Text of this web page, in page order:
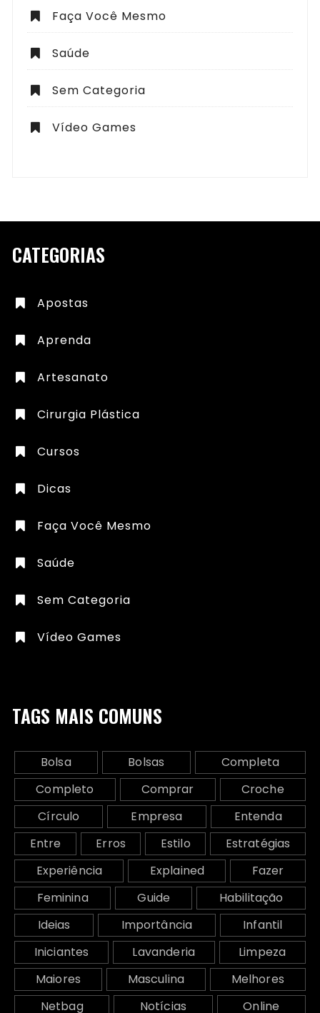
Faça Você Mesmo
Saúde
Sem Categoria
Vídeo Games
CATEGORIAS
Apostas
Aprenda
Artesanato
Cirurgia Plástica
Cursos
Dicas
Faça Você Mesmo
Saúde
Sem Categoria
Vídeo Games
TAGS MAIS COMUNS
Bolsa Bolsas
Completa
Completo
Comprar
Croche
Círculo
Empresa
Entenda
Entre
Erros Estilo
Estratégias
Experiência
Explained
Fazer
Feminina
Guide
Habilitação
Ideias
Importância
Infantil
Iniciantes
Lavanderia
Limpeza
Maiores
Masculina
Melhores
Netbag
Notícias Online